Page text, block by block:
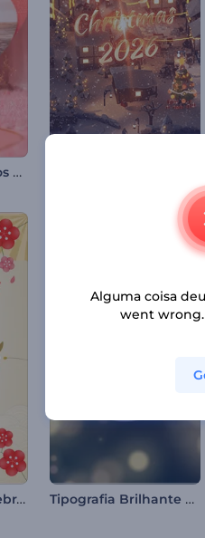
Abertura de Dia dos Namorados
Animações de Celebração do Setsubun Tipografia Brilhante de Natal
Alguma coisa
went